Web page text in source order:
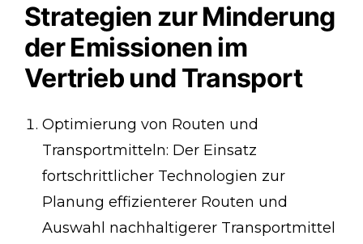
Strategien zur Minderung
der Emissionen im
Vertrieb und Transport
Optimierung von Routen und
Transportmitteln: Der Einsatz
fortschrittlicher Technologien zur
Planung effizienterer Routen und
Auswahl nachhaltigerer Transportmittel